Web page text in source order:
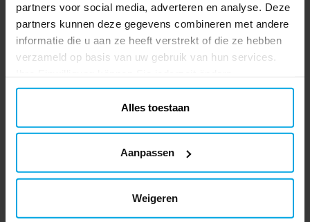
partners voor social media, adverteren en analyse. Deze
partners kunnen deze gegevens combineren met andere
informatie die u aan ze heeft verstrekt of die ze hebben
verzameld op basis van uw gebruik van hun services.
Alles toestaan
Aanpassen
Weigeren
€ 3,29
BEKIJKEN
25 cocktailservetten van milieuvriendelijk
papier. De servetten zijn iets dikker 3-
Prijs:€ 2,49
TOEVOEGEN